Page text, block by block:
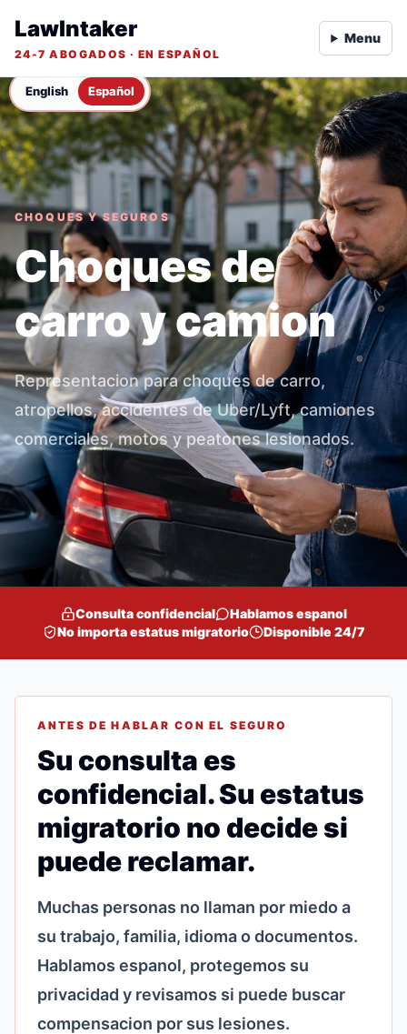
English Español
LawIntaker
24-7 ABOGADOS · EN ESPAÑOL
Menu
CHOQUES Y SEGUROS
Choques de
carro y camion
Representacion para choques de carro,
atropellos, accidentes de Uber/Lyft, camiones
comerciales, motos y peatones lesionados.
Consulta confidencial
Hablamos espanol
No importa estatus migratorio
Disponible 24/7
ANTES DE HABLAR CON EL SEGURO
Su consulta es
confidencial. Su estatus
migratorio no decide si
puede reclamar.
Muchas personas no llaman por miedo a
su trabajo, familia, idioma o documentos.
Hablamos espanol, protegemos su
privacidad y revisamos si puede buscar
compensacion por sus lesiones.